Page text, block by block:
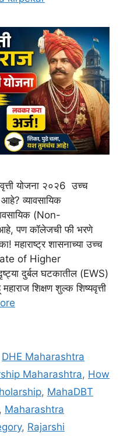
योजना २०२6 उच्च
व्यावसायिक
(Non-
पण कॉलेजची फी भरणे
शासनाच्या उच्च
of Higher
दुर्बल घटकातील (EWS)
महाराज शिक्षण शुल्क शिष्यवृत्ती
DHE Maharashtra
Maharashtra, How
, MahaDBT
, Maharashtra
, Rajarshi